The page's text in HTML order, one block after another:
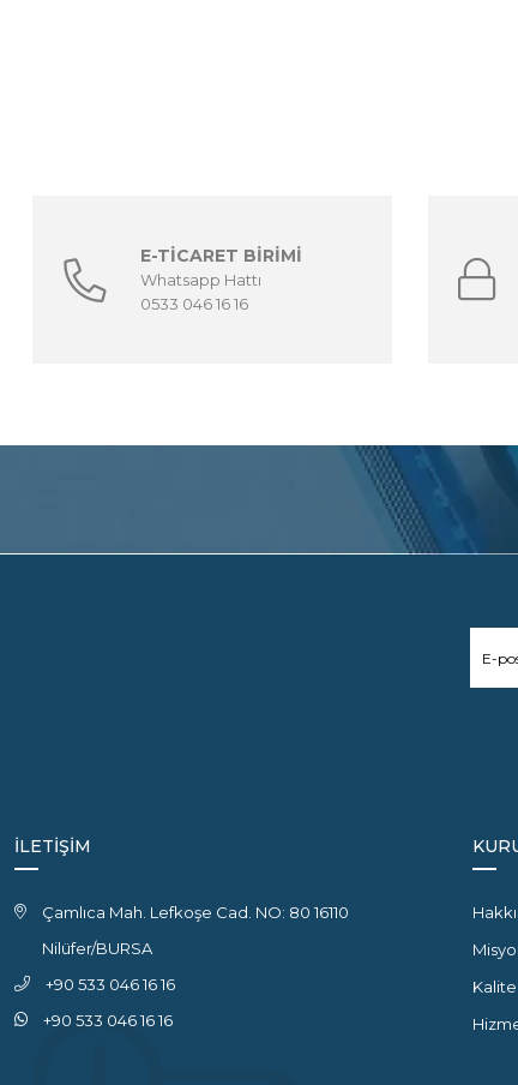
E-TİCARET BİRİMİ
Whatsapp Hattı
0533 046 16 16
İLETİŞİM
Çamlıca Mah. Lefkoşe Cad. NO: 80 16110
Nilüfer/BURSA
+90 533 046 16 16
+90 533 046 16 16